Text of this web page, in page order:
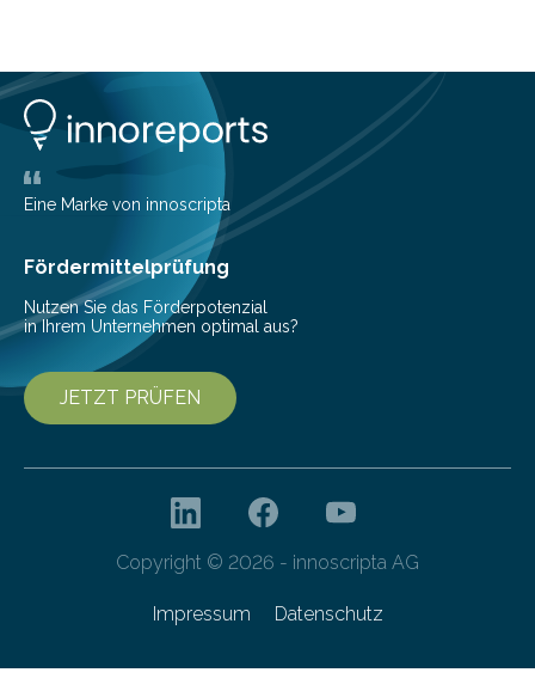
Studierende der Lebensmittelwissenschaften und
wurde zum 16. Mal durch den Forschungskreis der
Ernährungsindustrie e. V. (FEI) ausgerichtet. “Flexi-
Nuggets” stehen für innovative Lebensmittel, die
Nachhaltigkeit und Genuss vereinen. Sie wurden von
den Studierenden der Lebensmitteltechnologie
Franziska Diebel, Pauline Hoffmann und Yusuf Toprak
entwickelt. Mit nur…
Eine Marke von innoscripta
Fördermittelprüfung
Nutzen Sie das Förderpotenzial
in Ihrem Unternehmen optimal aus?
JETZT PRÜFEN
Copyright © 2026 - innoscripta AG
Impressum Datenschutz